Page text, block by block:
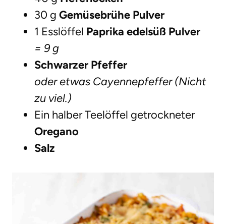
30 g Gemüsebrühe Pulver
1 Esslöffel Paprika edelsüß Pulver
= 9 g
Schwarzer Pfeffer
oder etwas Cayennepfeffer (Nicht
zu viel.)
Ein halber Teelöffel getrockneter
Oregano
Salz